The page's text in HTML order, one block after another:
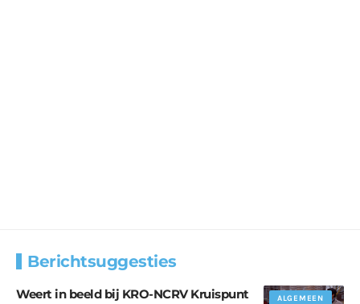
Berichtsuggesties
ALGEMEEN
Weert in beeld bij KRO-NCRV Kruispunt